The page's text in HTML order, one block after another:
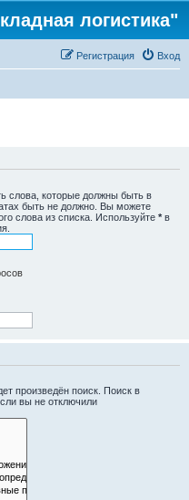
логистика"
Вход
Регистрация
слова, которые должны быть в
быть не должно. Вы можете
слова из списка. Используйте * в
произведён поиск. Поиск в
вы не отключили